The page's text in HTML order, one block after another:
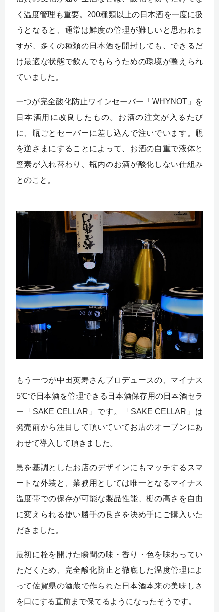
く温度管理も重要。200種類以上の日本酒を一度に扱
うとなると、通常は鮮度の管理が難しいと思われま
すが、多くの種類の日本酒を開封しても、できるだ
け最適な状態で飲んでもらうための環境が整えられ
ていました。
一つが完全酸化防止ワインセーバー「WHYNOT」を
日本酒用に改良したもの。お酒の注文が入るたび
に、瓶ごとセーバーに差し込んで注いでいます。瓶
を逆さまにすることによって、お酒の自重で液体と
窒素が入れ替わり、瓶内のお酒が酸化しない仕組み
とのこと。
もう一つが中田英寿さんプロデュースの、マイナス
5℃で日本酒を管理できる日本酒保存用の日本酒セラ
ー「SAKE CELLAR」です。「SAKE CELLAR」は
発売前から注目して頂いていてお店のオープンにあ
わせて導入して頂きました。
黒を基調としたお店のデザインにもマッチするスマ
ートな外装と、業務用としては唯一となるマイナス
温度帯での保存が可能な製品性能、棚の高さを自由
に変えられる使い勝手の良さを決め手にご購入いた
だきました。
最初に栓を開けた瞬間の味・香り・色を味わってい
ただくため、完全酸化防止と徹底した温度管理によ
って佐賀県の酒蔵で作られた日本酒本来の美味しさ
を口にする直前まで保てるようになったそうです。